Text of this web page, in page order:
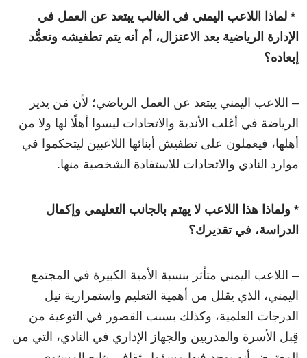
* لماذا اللاعب اليمني في الغالب يبتعد عن العمل في
الإدارة الرياضية بعد الاعتزال، أم أنه يتم تطفيشه وتعمُّد
إبعاده؟
– اللاعب اليمني يبتعد عن العمل الرياضي؛ لأن مَن يدير
الرياضة في أغلب الأندية والاتحادات ليسوا أهلًا لها ولا من
أهلها، فيعملون على تطفيش أبنائها اللاعبين ليتحكموا في
موارد النادي والاتحادات للاستفادة الشخصية منها.
* ولماذا هذا اللاعب لا يهتم بالجانب التعليمي وإكمال
الدراسة، في تقديرك؟
– اللاعب اليمني متأثر بنسبة الأمية الكبيرة في المجتمع
اليمني، الذي يقلل من أهمية التعليم واستمرارية نيل
الدرجات العلمية، وكذلك بسبب القصور في التوعية من
قِبل الأسرة والمدربين والجهاز الإداري في النادي، التي من